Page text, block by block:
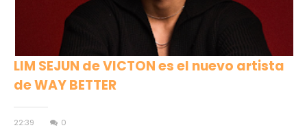
LIM SEJUN de VICTON es el nuevo artista
de WAY BETTER
22:39 0